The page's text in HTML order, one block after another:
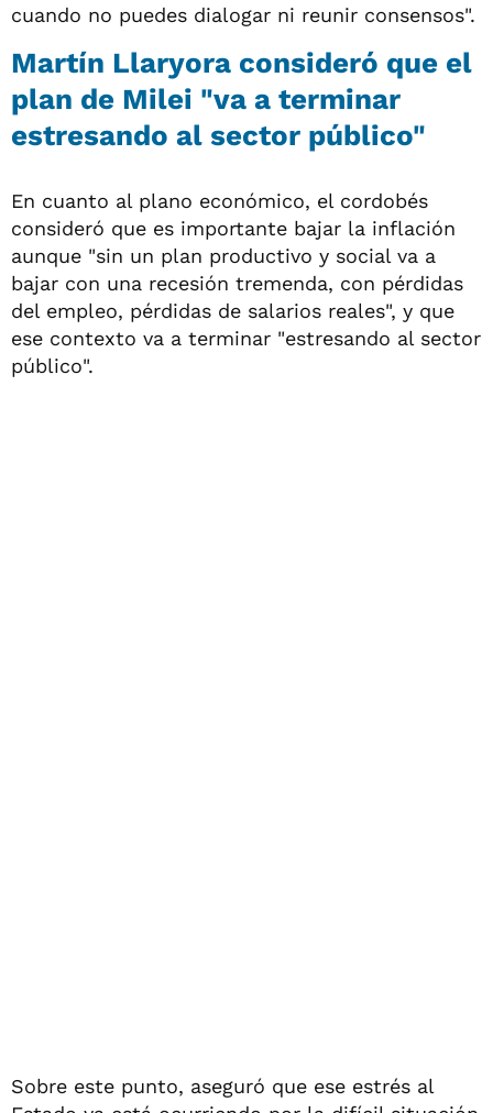
cuando no puedes dialogar ni reunir consensos".
Martín Llaryora consideró que el
plan de Milei "va a terminar
estresando al sector público"
En cuanto al plano económico, el cordobés
consideró que es importante bajar la inflación
aunque "sin un plan productivo y social va a
bajar con una recesión tremenda, con pérdidas
del empleo, pérdidas de salarios reales", y que
ese contexto va a terminar "estresando al sector
público".
Sobre este punto, aseguró que ese estrés al